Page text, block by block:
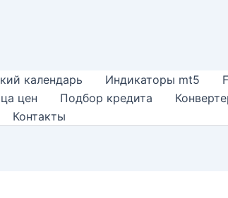
календарь Индикаторы mt5
цен Подбор кредита
Контакты